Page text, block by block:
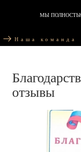
МЫ
Наша команда
отзывы